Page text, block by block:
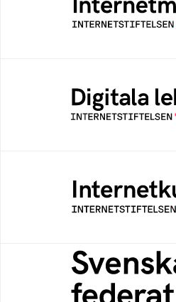
Ett digitalt museum som
av
Öppen digital lärresurs
för alla stadier i
Samlad kunskap som
säker och medveten
Svenska
Grunden för
kontextspecifik